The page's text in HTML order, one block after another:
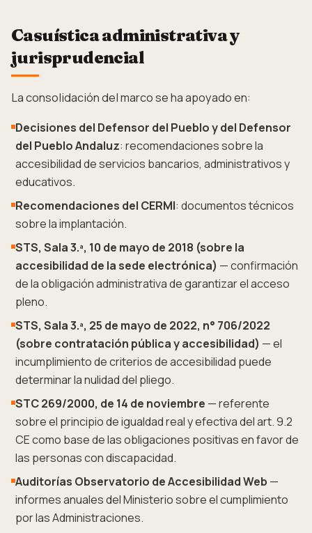
Casuística administrativa y
jurisprudencial
La consolidación del marco se ha apoyado en:
Decisiones del Defensor del Pueblo y del Defensor
del Pueblo Andaluz: recomendaciones sobre la
accesibilidad de servicios bancarios, administrativos y
educativos.
Recomendaciones del CERMI: documentos técnicos
sobre la implantación.
STS, Sala 3.ª, 10 de mayo de 2018 (sobre la
accesibilidad de la sede electrónica) — confirmación
de la obligación administrativa de garantizar el acceso
pleno.
STS, Sala 3.ª, 25 de mayo de 2022, n° 706/2022
(sobre contratación pública y accesibilidad) — el
incumplimiento de criterios de accesibilidad puede
determinar la nulidad del pliego.
STC 269/2000, de 14 de noviembre — referente
sobre el principio de igualdad real y efectiva del art. 9.2
CE como base de las obligaciones positivas en favor de
las personas con discapacidad.
Auditorías Observatorio de Accesibilidad Web —
informes anuales del Ministerio sobre el cumplimiento
por las Administraciones.